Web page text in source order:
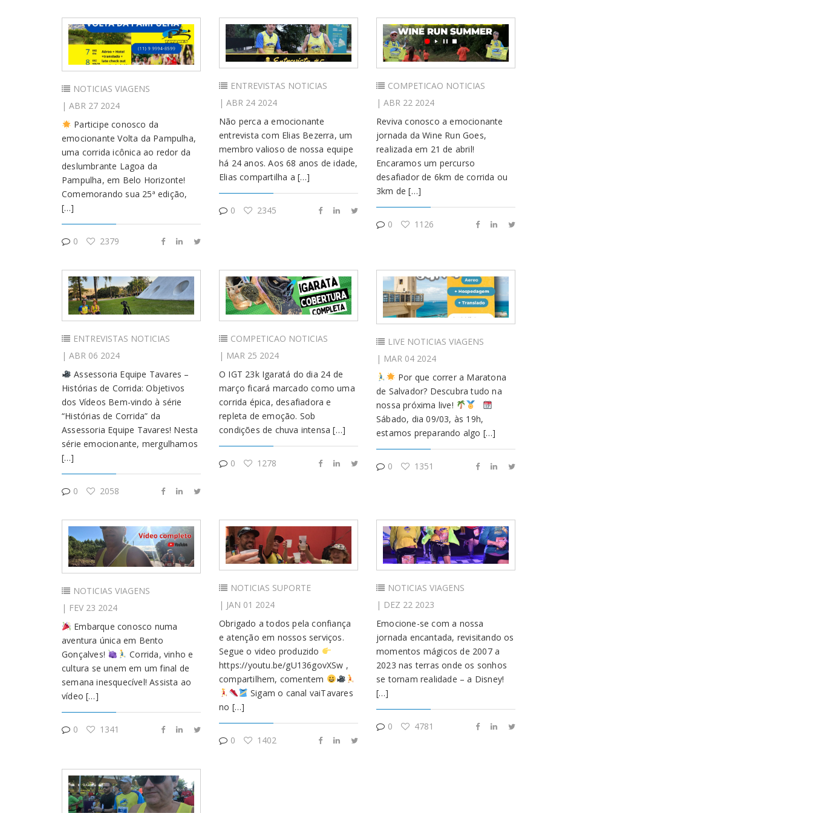
NOTICIAS VIAGENS
| ABR 27 2024
Participe conosco da
emocionante Volta da Pampulha,
uma corrida icônica ao redor da
deslumbrante Lagoa da
Pampulha, em Belo Horizonte!
Comemorando sua 25ª edição,
[…]
0 2379
ENTREVISTAS NOTICIAS
| ABR 24 2024
Não perca a emocionante
entrevista com Elias Bezerra, um
membro valioso de nossa equipe
há 24 anos. Aos 68 anos de idade,
Elias compartilha a […]
0 2345
COMPETICAO NOTICIAS
| ABR 22 2024
Reviva conosco a emocionante
jornada da Wine Run Goes,
realizada em 21 de abril!
Encaramos um percurso
desafiador de 6km de corrida ou
3km de […]
0 1126
ENTREVISTAS NOTICIAS
| ABR 06 2024
Assessoria Equipe Tavares –
Histórias de Corrida: Objetivos
dos Vídeos Bem-vindo à série
“Histórias de Corrida” da
Assessoria Equipe Tavares! Nesta
série emocionante, mergulhamos
[…]
0 2058
COMPETICAO NOTICIAS
| MAR 25 2024
O IGT 23k Igaratá do dia 24 de
março ficará marcado como uma
corrida épica, desafiadora e
repleta de emoção. Sob
condições de chuva intensa […]
0 1278
LIVE NOTICIAS VIAGENS
| MAR 04 2024
Por que correr a Maratona
de Salvador? Descubra tudo na
nossa próxima live!
Sábado, dia 09/03, às 19h,
estamos preparando algo […]
0 1351
NOTICIAS VIAGENS
| FEV 23 2024
Embarque conosco numa
aventura única em Bento
Gonçalves!
Corrida, vinho e
cultura se unem em um final de
semana inesquecível! Assista ao
vídeo […]
0 1341
NOTICIAS SUPORTE
| JAN 01 2024
Obrigado a todos pela confiança
e atenção em nossos serviços.
Segue o video produzido
https://youtu.be/gU136govXSw ,
compartilhem, comentem
Sigam o canal vaiTavares
no […]
0 1402
NOTICIAS VIAGENS
| DEZ 22 2023
Emocione-se com a nossa
jornada encantada, revisitando os
momentos mágicos de 2007 a
2023 nas terras onde os sonhos
se tornam realidade – a Disney!
[…]
0 4781